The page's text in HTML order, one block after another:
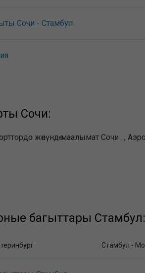
Сочи - Стамбул
Сочи:
жөнүндө маалымат Сочи . ,
багыттары Стамбул:
Стамбул -